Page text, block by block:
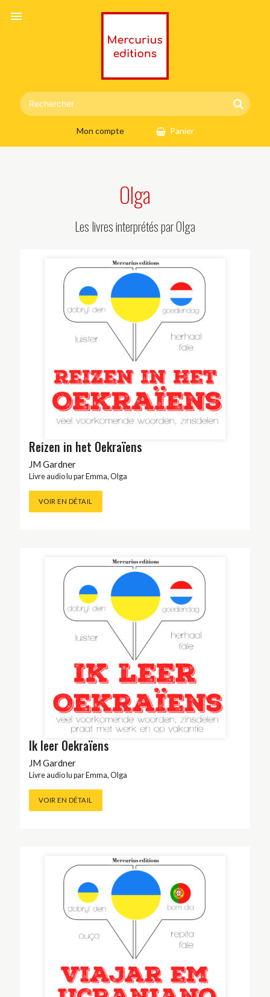
menu
Mon compte Panier
Olga
Les livres interprétés par Olga
Reizen in het Oekraïens
JM Gardner
Livre audio lu par Emma, Olga
VOIR EN DÉTAIL
Ik leer Oekraïens
JM Gardner
Livre audio lu par Emma, Olga
VOIR EN DÉTAIL